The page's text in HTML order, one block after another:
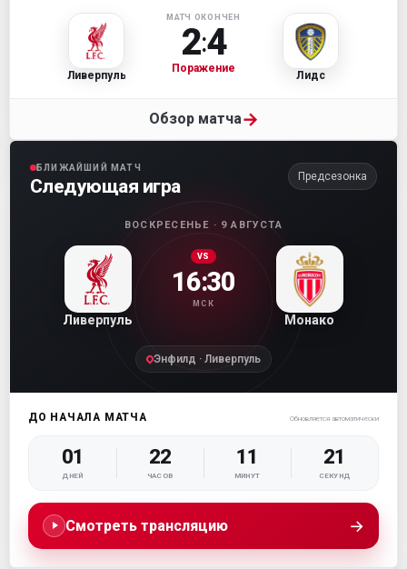
Ливерпуль
МАТЧ ОКОНЧЕН
2:4
Поражение
Лидс
Обзор матча→
БЛИЖАЙШИЙ МАТЧ
Следующая игра Предсезонка
ВОСКРЕСЕНЬЕ · 9 АВГУСТА
Ливерпуль
VS
16:30
МСК
Монако
Энфилд · Ливерпуль
ДО НАЧАЛА МАТЧА Обновляется автоматически
01
ДНЕЙ
22
ЧАСОВ
11
МИНУТ
20
СЕКУНД
Смотреть трансляцию →